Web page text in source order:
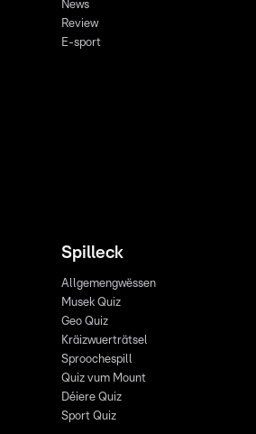
News
Review
E-sport
Spilleck
Allgemengwëssen
Musek Quiz
Geo Quiz
Kräizwuerträtsel
Sproochespill
Quiz vum Mount
Déiere Quiz
Sport Quiz